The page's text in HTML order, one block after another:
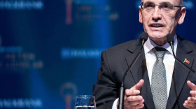
Politika
Sağlık
Spor